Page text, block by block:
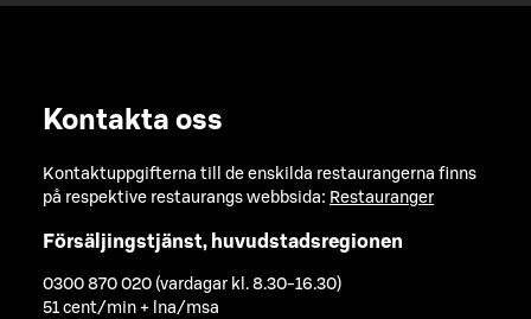
Kontakta oss
Kontaktuppgifterna till de enskilda restaurangerna finns
på respektive restaurangs webbsida: Restauranger
Försäljingstjänst, huvudstadsregionen
0300 870 020 (vardagar kl. 8.30-16.30)
51 cent/min + lna/msa